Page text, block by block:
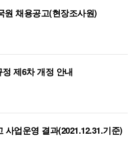
원 채용공고(현장조사원)
제6차 개정 안내
사업운영 결과(2021.12.31.기준)